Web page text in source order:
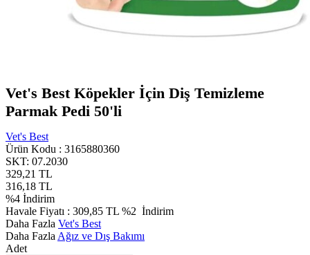
Vet's Best Köpekler İçin Diş Temizleme
Parmak Pedi 50'li
Vet's Best
Ürün Kodu : 3165880360
SKT: 07.2030
329,21 TL
316,18 TL
%4 İndirim
Havale Fiyatı : 309,85 TL %2 İndirim
Daha Fazla Vet's Best
Daha Fazla Ağız ve Dış Bakımı
Adet